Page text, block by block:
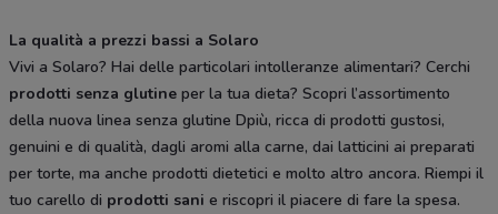
La qualità a prezzi bassi a Solaro
Vivi a Solaro? Hai delle particolari intolleranze alimentari? Cerchi
prodotti senza glutine per la tua dieta? Scopri l’assortimento
della nuova linea senza glutine Dpiù, ricca di prodotti gustosi,
genuini e di qualità, dagli aromi alla carne, dai latticini ai preparati
per torte, ma anche prodotti dietetici e molto altro ancora. Riempi il
tuo carello di prodotti sani e riscopri il piacere di fare la spesa.